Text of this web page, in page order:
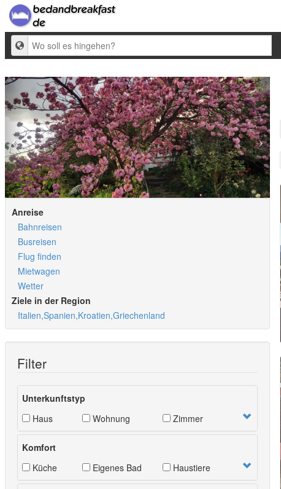
Ziel
Anreise
Bahnreisen
Busreisen
Flug finden
Mietwagen
Wetter
Ziele in der Region
Italien,Spanien,Kroatien,Griechenland
Filter
Unterkunftstyp
Haus
Wohnung Zimmer
Komfort
Küche
Eigenes Bad Haustiere